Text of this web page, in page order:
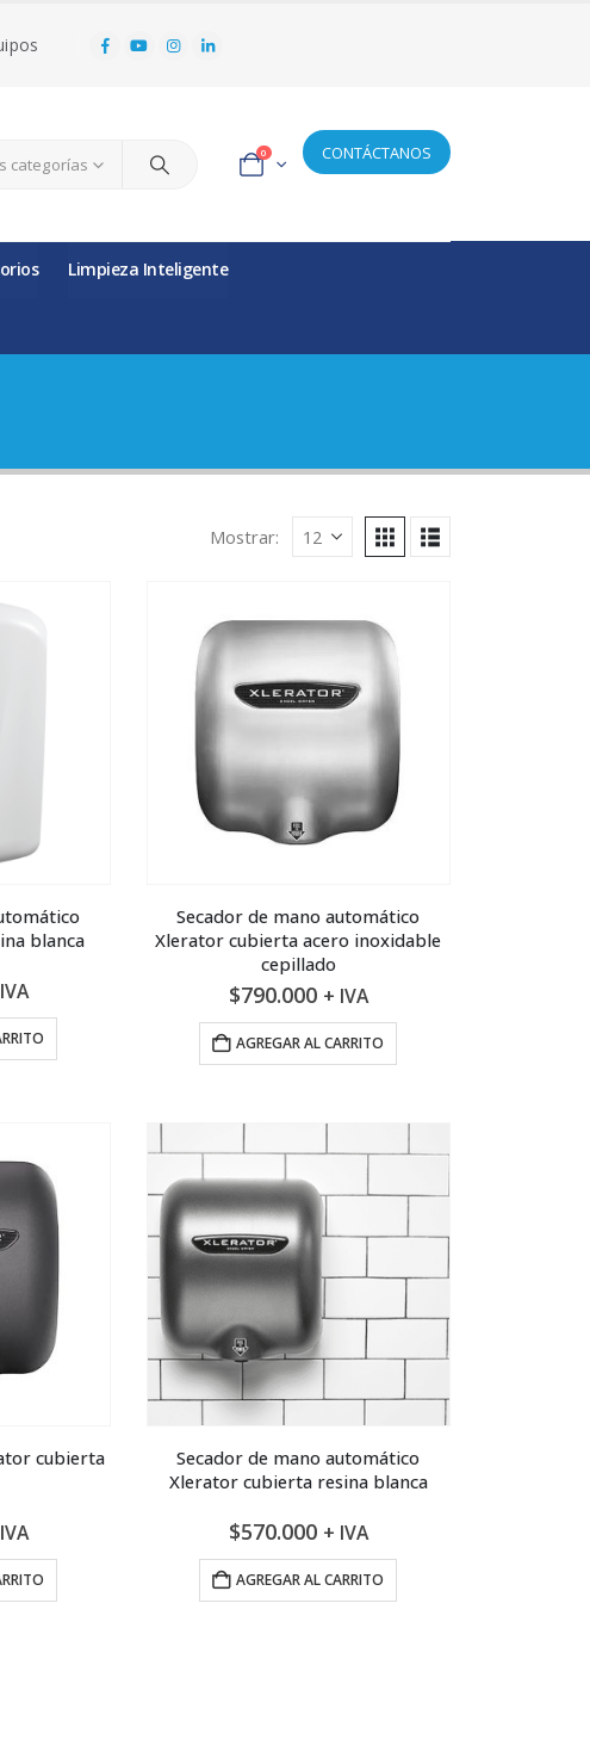
categorías
0 CONTÁCTANOS
Limpieza Inteligente
Mostrar:
blanca
Secador de mano automático
Xlerator cubierta acero inoxidable
cepillado
$790.000 + IVA
AGREGAR AL CARRITO
cubierta
Secador de mano automático
Xlerator cubierta resina blanca
$570.000 + IVA
AGREGAR AL CARRITO